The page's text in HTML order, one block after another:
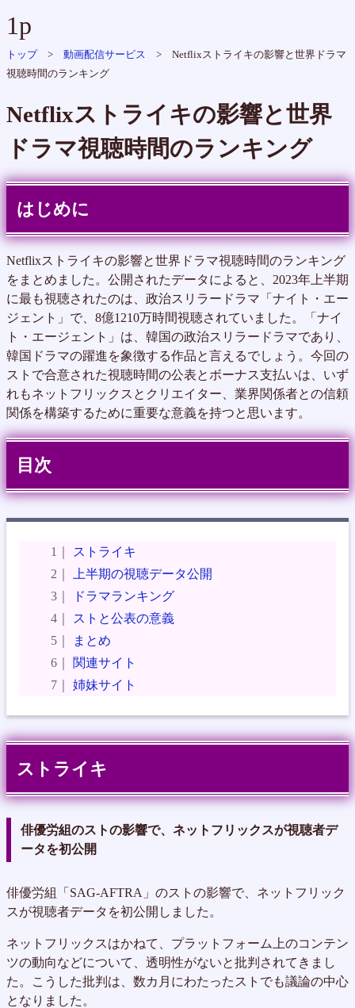
1p
トップ> 動画配信サービス > Netflixストライキの影響と世界ドラマ
視聴時間のランキング
Netflixストライキの影響と世界
ドラマ視聴時間のランキング
はじめに
Netflixストライキの影響と世界ドラマ視聴時間のランキング
をまとめました。公開されたデータによると、2023年上半期
に最も視聴されたのは、政治スリラードラマ「ナイト・エー
ジェント」で、8億1210万時間視聴されていました。「ナイ
ト・エージェント」は、韓国の政治スリラードラマであり、
韓国ドラマの躍進を象徴する作品と言えるでしょう。今回の
ストで合意された視聴時間の公表とボーナス支払いは、いず
れもネットフリックスとクリエイター、業界関係者との信頼
関係を構築するために重要な意義を持つと思います。
目次
ストライキ
上半期の視聴データ公開
ドラマランキング
ストと公表の意義
まとめ
関連サイト
姉妹サイト
ストライキ
俳優労組のストの影響で、ネットフリックスが視聴者デ
ータを初公開
俳優労組「SAG-AFTRA」のストの影響で、ネットフリック
スが視聴者データを初公開しました。
ネットフリックスはかねて、プラットフォーム上のコンテン
ツの動向などについて、透明性がないと批判されてきまし
た。こうした批判は、数カ月にわたったストでも議論の中心
となりました。